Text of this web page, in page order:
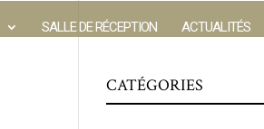
SALLE DE RÉCEPTION ACTUALITÉS
CATÉGORIES